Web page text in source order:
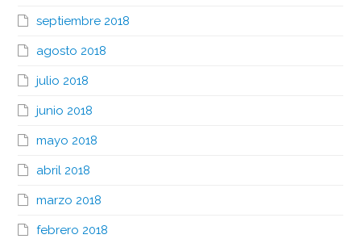
septiembre 2018
agosto 2018
julio 2018
junio 2018
mayo 2018
abril 2018
marzo 2018
febrero 2018